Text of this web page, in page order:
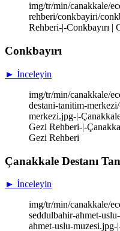
img/tr/min/canakkale/
rehberi/conkbayiri/
Rehberi-|-Conkbayırı |
Conkbayırı
► İnceleyin
img/tr/min/canakkale/
destani-tanitim-
merkezi.jpg-|-
Gezi Rehberi-|-
Gezi Rehberi
Çanakkale Destanı
► İnceleyin
img/tr/min/canakkale/
seddulbahir-ahmet-
ahmet-uslu-